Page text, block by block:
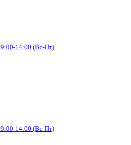
9:00-14:00 (Вс-Пт)
9:00-14:00 (Вс-Пт)